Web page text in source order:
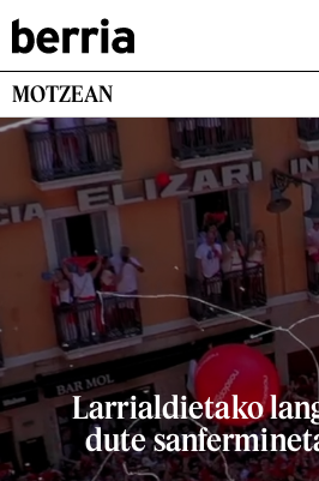
MOTZEAN
Larrialdietako
dute